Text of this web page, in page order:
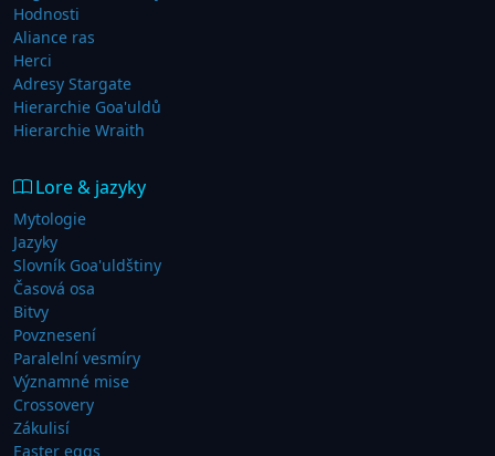
Hodnosti
Aliance ras
Herci
Adresy Stargate
Hierarchie Goa'uldů
Hierarchie Wraith
Lore & jazyky
Mytologie
Jazyky
Slovník Goa'uldštiny
Časová osa
Bitvy
Povznesení
Paralelní vesmíry
Významné mise
Crossovery
Zákulisí
Easter eggs